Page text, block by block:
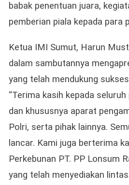
babak penentuan juara,
pemberian piala kepada para
Ketua IMI Sumut, Harun
dalam sambutannya
yang telah mendukung
“Terima kasih kepada
dan khususnya aparat
Polri, serta pihak lainnya.
lancar. Kami juga berterima
Perkebunan PT. PP Lonsum
yang telah menyediakan